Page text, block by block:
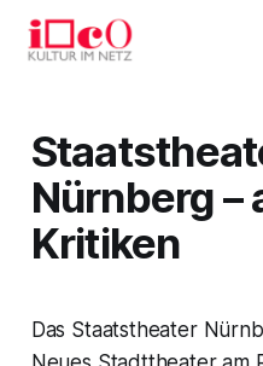
Nürnberg –
Kritiken
Das Staatstheater